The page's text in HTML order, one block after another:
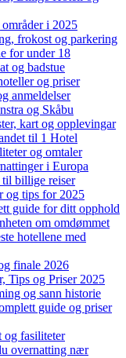
i 2025
frokost og parkering
for under 18
og badstue
og priser
anmeldelser
og Skåbu
kart og opplevingar
til 1 Hotel
og omtaler
i Europa
billige reiser
og tips for 2025
guide for ditt opphold
om omdømmet
hotellene med
finale 2026
Tips og Priser 2025
og sann historie
guide og priser
og fasiliteter
overnatting nær